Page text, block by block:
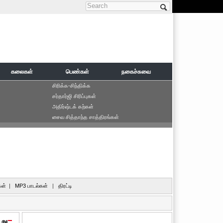
Search form
கலைகள் பெண்கள் நகைச்சுவை
சிரிக்க-சிந்திக்க
சர்தார்ஜி சிரிப்புகள்
அதிர்ஷ்டக் கற்கள்
சைவ சித்தாந்த சாத்திரங்கள்
| MP3 பாடல்கள் | திரட்டி